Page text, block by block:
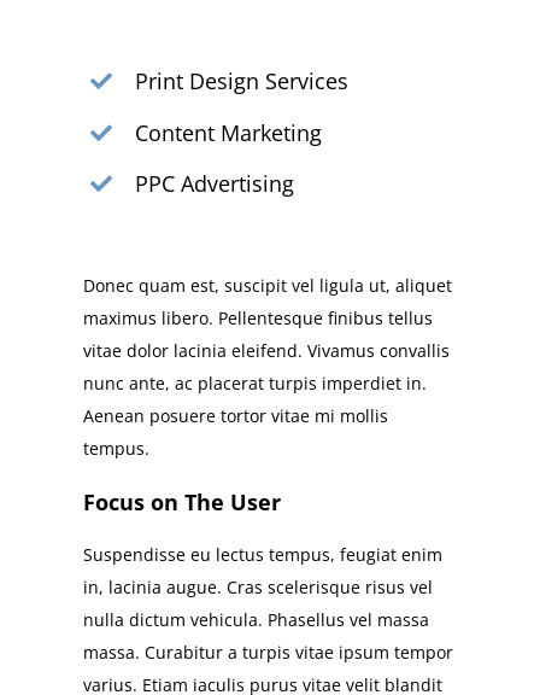
Print Design Services
Content Marketing
PPC Advertising
Donec quam est, suscipit vel ligula ut, aliquet
maximus libero. Pellentesque finibus tellus
vitae dolor lacinia eleifend. Vivamus convallis
nunc ante, ac placerat turpis imperdiet in.
Aenean posuere tortor vitae mi mollis
tempus.
Focus on The User
Suspendisse eu lectus tempus, feugiat enim
in, lacinia augue. Cras scelerisque risus vel
nulla dictum vehicula. Phasellus vel massa
massa. Curabitur a turpis vitae ipsum tempor
varius. Etiam iaculis purus vitae velit blandit